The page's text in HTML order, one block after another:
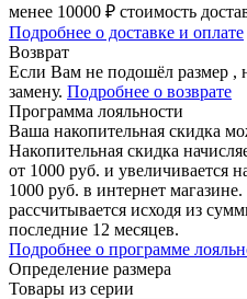
менее 10000 ₽ стоимость
Подробнее о доставке и оплате
Возврат
Если Вам не подошёл размер
замену. Подробнее о возврате
Программа лояльности
Ваша накопительная скидка
Накопительная скидка
от 1000 руб. и увеличивается
1000 руб. в интернет
рассчитывается исходя из
последние 12 месяцев.
Подробнее о программе
Определение размера
Товары из серии